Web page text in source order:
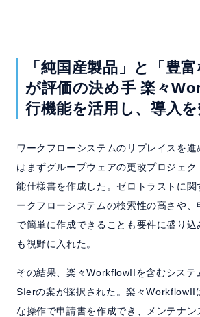
「純国産製品」と「豊富
が評価の決め手 楽々
行機能を活用し、導入
ワークフローシステムのリプレイスを
はまずグループウェアの更改プロジェ
能仕様書を作成した。ゼロトラストに関
ークフローシステムの検索性の高さや
で簡単に作成できることも要件に盛り
も視野に入れた。
その結果、楽々WorkflowIIを含むシステ
SIerの案が採択された。楽々WorkflowII
な操作で申請書を作成でき、メンテナン